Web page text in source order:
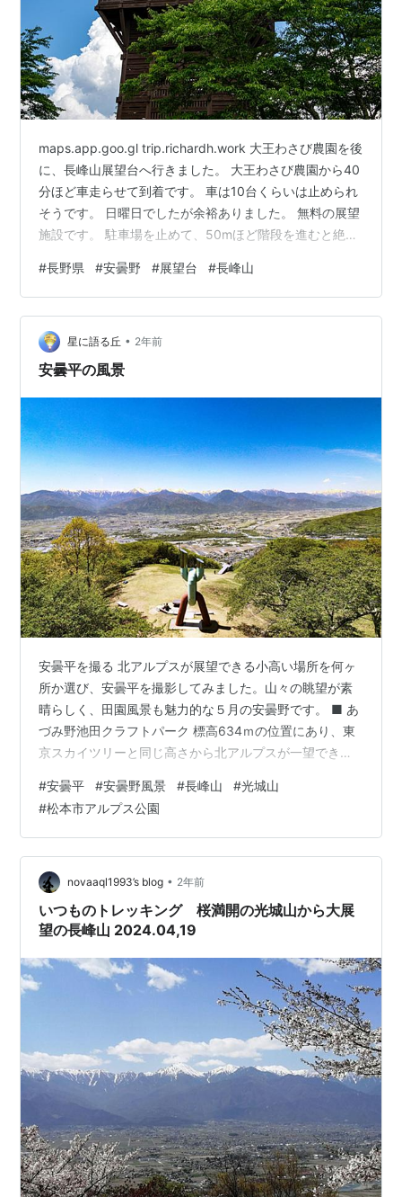
maps.app.goo.gl trip.richardh.work 大王わさび農園を後
に、長峰山展望台へ行きました。 大王わさび農園から40
分ほど車走らせて到着です。 車は10台くらいは止められ
そうです。 日曜日でしたが余裕ありました。 無料の展望
施設です。 駐車場を止めて、50mほど階段を進むと絶景
せる展望台です。 展望台の下からも綺麗ですが、登ると
尚よく見えて綺麗です。 おそらくここからパラグライダ
ーでもするのでしょう。 鳥人間コンテストみたいな離陸
台があります。 風も冷たく気持ちが良くて最高のリラッ
クスです。 信州安曇野 天然水あずみ…
#長野県 #安曇野 #展望台 #長峰山
星に語る丘 • 2年前
安曇平の風景
安曇平を撮る 北アルプスが展望できる小高い場所を何ヶ
所か選び、安曇平を撮影してみました。山々の眺望が素
晴らしく、田園風景も魅力的な５月の安曇野です。 ■ あ
づみ野池田クラフトパーク 標高634ｍの位置にあり、東
京スカイツリーと同じ高さから北アルプスが一望できま
ルプスの眺望と安曇野の田園風景が広がります。 ■ 長峰
山 標高933mからの眺望です。北アルプスの大パノラマ
を眺めることができます。 ■ 休憩小屋 長峰山から光城山
に向かう途中で足を止めました。光城山手前の分岐点か
らの撮影です。 ■ 光城山 標高912mからの景色です。 ■
命と平和…
#安曇平 #安曇野風景 #長峰山 #光城山
#松本市アルプス公園
novaaql1993’s blog • 2年前
いつものトレッキング 桜満開の光城山から大展
望の長峰山 2024.04,19